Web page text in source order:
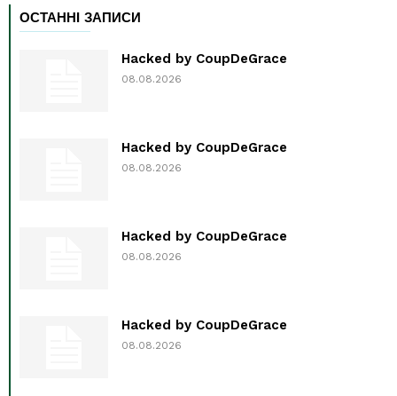
ОСТАННІ ЗАПИСИ
Hacked by CoupDeGrace
08.08.2026
Hacked by CoupDeGrace
08.08.2026
Hacked by CoupDeGrace
08.08.2026
Hacked by CoupDeGrace
08.08.2026